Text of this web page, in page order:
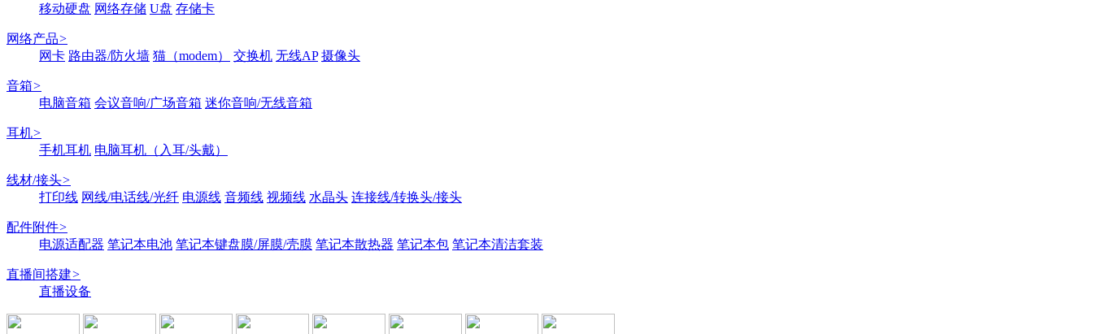
移动硬盘 网络存储 U盘 存储卡
网络产品>
网卡 路由器/防火墙 猫（modem） 交换机 无线AP 摄像头
音箱>
电脑音箱 会议音响/广场音箱 迷你音响/无线音箱
耳机>
手机耳机 电脑耳机（入耳/头戴）
线材/接头>
打印线 网线/电话线/光纤 电源线 音频线 视频线 水晶头 连接线/转换头/接头
配件附件>
电源适配器 笔记本电池 笔记本键盘膜/屏膜/壳膜 笔记本散热器 笔记本包 笔记本清洁套装
直播间搭建>
直播设备